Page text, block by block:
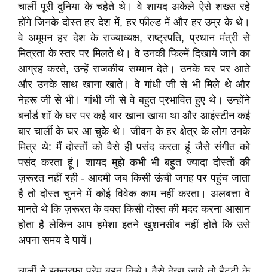
चार्ली पूरी दुनिया के चहेते थे। वे शायद अकेले ऐसे शख्स रहे
होंगे जिनके दोस्त हर देश में, हर फील्ड में और हर उम्र के थे।
वे अमूमन हर देश के राज्याध्यक्ष, राष्ट्रपति, प्रधान मंत्री से
मित्रता के स्तर पर मिलते थे। वे उनकी फिल्में दिखाये जाने का
आग्रह करते, उन्हें राजकीय सम्मान देते। उनके घर पर आते
और उनके साथ खाना खाते। वे गांधी जी से भी मिले थे और
नेहरू जी से भी। गांधी जी से वे बहुत प्रभावित हुए थे। उन्होंने
बर्नार्ड शॉ के घर पर कई बार खाना खाया था और आइंस्टीन कई
बार चार्ली के घर आ चुके थे। जीवन के हर क्षेत्र के लोग उनके
मित्र थे: मैं दोस्तों को वैसे ही पसंद करता हूं जैसे संगीत को
पसंद करता हूं। शायद मुझे कभी भी बहुत ज्यादा दोस्तों की
ज़रूरत नहीं रही - आदमी जब किसी ऊंची जगह पर पहुंच जाता
है तो दोस्त चुनने में कोई विवेक काम नहीं करता। अलबत्ता वे
मानते थे कि ज़रूरत के वक्त किसी दोस्त की मदद करना आसान
होता है लेकिन आप हमेशा इतने खुशनसीब नहीं होते कि उसे
अपना समय दे पायें।